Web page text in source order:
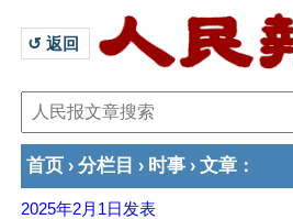
↺ 返回
首页 › 分栏目 › 时事 › 文章 ：
2025年2月1日 发表